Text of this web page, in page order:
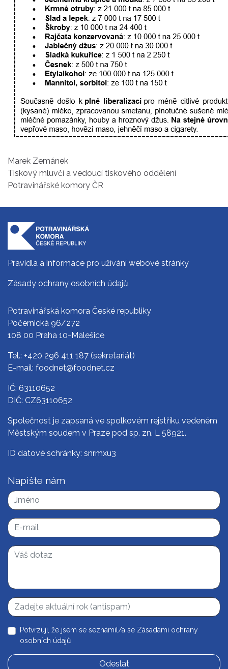
Marek Zemánek
Tiskový mluvčí a vedoucí tiskového oddělení
Potravinářské komory ČR
Pravidla a informace pro užívání webové stránky
Zásady ochrany osobních údajů
Potravinářská komora České republiky
Počernická 96/272
108 00 Praha 10-Malešice
Tel.: +420 296 411 187 (sekretariát)
E-mail: foodnet@foodnet.cz
IČ: 63110652
DIČ: CZ63110652
Společnost je zapsaná ve spolkovém rejstříku vedeném
Městským soudem v Praze pod sp. zn. L 58921.
ID datové schránky: snrmxu3
Napište nám
Potvrzuji, že jsem se seznámil/a se Zásadami ochrany
osobních údajů
Odeslat